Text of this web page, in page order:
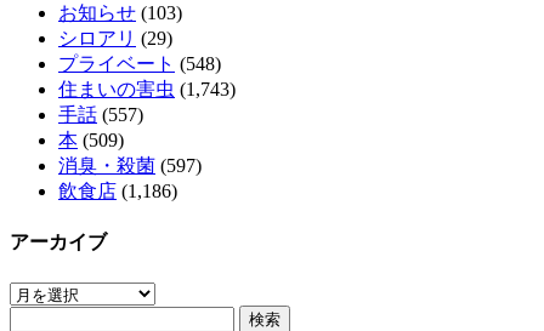
お知らせ (103)
シロアリ (29)
プライベート (548)
住まいの害虫 (1,743)
手話 (557)
本 (509)
消臭・殺菌 (597)
飲食店 (1,186)
アーカイブ
ア